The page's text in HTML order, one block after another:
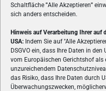
Schaltfläche "Alle Akzeptieren"
sich anders entscheiden.
Hinweis auf Verarbeitung Ihrer auf
USA: Indem Sie auf "Alle
DSGVO ein, dass Ihre Daten in
vom Europäischen Gerichtshof
unzureichendem
das Risiko, dass Ihre Daten durch
Überwachungszwecken,
VON GAMERN, FÜR
Spielemagazin Österreichs
Reviews und Videos zu